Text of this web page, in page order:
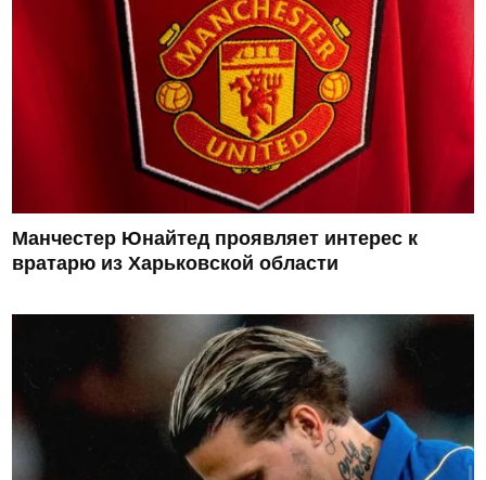
Манчестер Юнайтед проявляет интерес к
вратарю из Харьковской области